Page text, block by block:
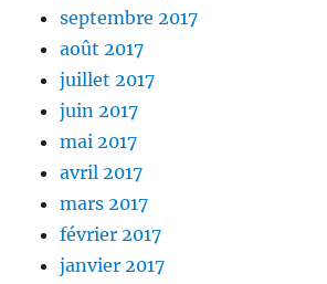
septembre 2017
août 2017
juillet 2017
juin 2017
mai 2017
avril 2017
mars 2017
février 2017
janvier 2017